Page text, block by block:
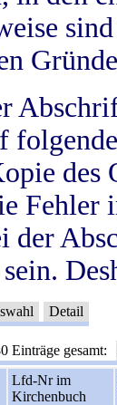
des
Fehler
der
Detail
Einträge gesamt:
Lfd-Nr im
Kirchenbuch